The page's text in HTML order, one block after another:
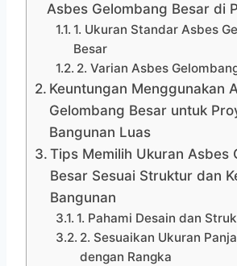
Asbes Gelombang Besar di
1. Ukuran Standar Asbes
Besar
2. Varian Asbes
Keuntungan Menggunakan
Gelombang Besar untuk
Bangunan Luas
Tips Memilih Ukuran Asbes
Besar Sesuai Struktur dan
Bangunan
1. Pahami Desain dan
2. Sesuaikan Ukuran
dengan Rangka